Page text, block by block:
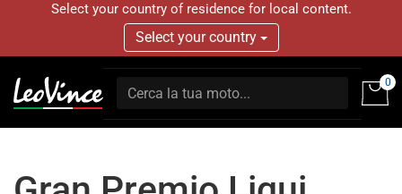
Select your country of residence for local content.
Select your country
0